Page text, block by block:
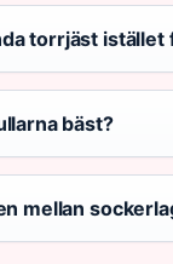
torrjäst istället
bäst?
mellan